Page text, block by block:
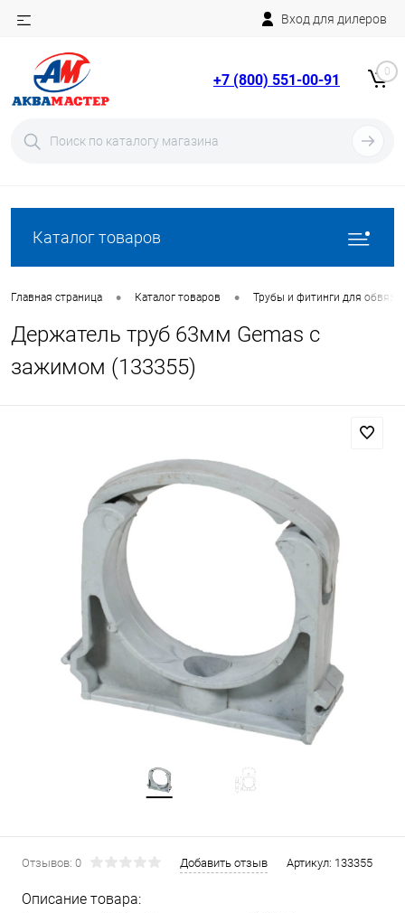
Вход для дилеров
+7 (800) 551-00-91 0
Каталог товаров
Главная страница • Каталог товаров • Трубы и фитинги для
Держатель труб 63мм Gemas с
зажимом (133355)
Отзывов: 0 Добавить отзыв Артикул: 133355
Описание товара: